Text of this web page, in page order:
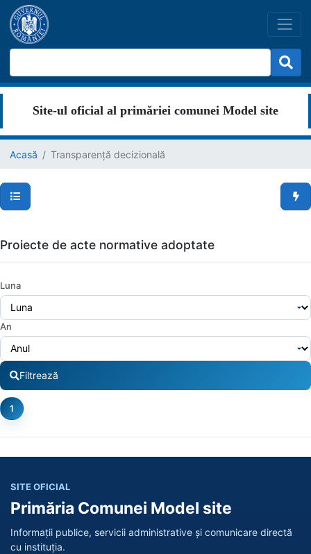
Site-ul oficial al primăriei comunei Model site
Acasă Transparență decizională
Secțiuni pagină
Proiecte de acte normative adoptate
Luna
An
Filtrează
1
SITE OFICIAL
Primăria Comunei Model site
Informații publice, servicii administrative și comunicare directă
cu instituția.